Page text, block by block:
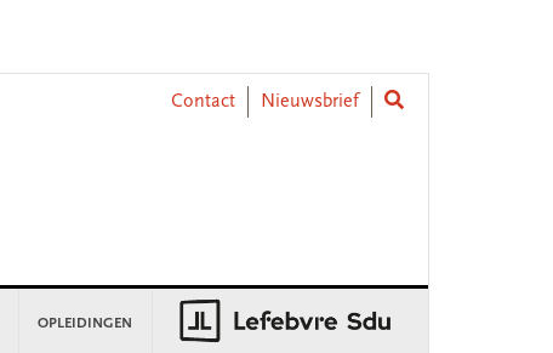
Contact
Nieuwsbrief
OPLEIDINGEN